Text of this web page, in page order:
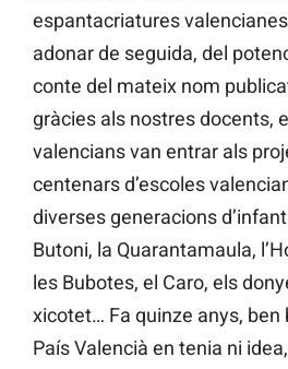
espantacriatures
adonar de seguida, del
conte del mateix nom
gràcies als nostres docents,
valencians van entrar als
centenars d’escoles
diverses generacions
Butoni, la Quarantamaula,
les Bubotes, el Caro, els
xicotet… Fa quinze anys, ben
País Valencià en tenia ni